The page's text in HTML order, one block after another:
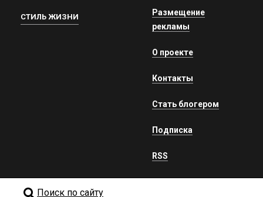
СТИЛЬ ЖИЗНИ
Размещение
рекламы
О проекте
Контакты
Стать блогером
Подписка
RSS
Поиск по сайту